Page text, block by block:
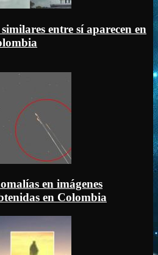
entre sí aparecen en
en imágenes
en Colombia